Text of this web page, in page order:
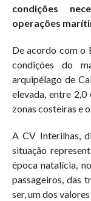
condições
operações
De acordo com o
condições do
arquipélago de
elevada, entre
zonas costeiras e
A CV Interilhas,
situação
época natalícia,
passageiros, das
ser, um dos